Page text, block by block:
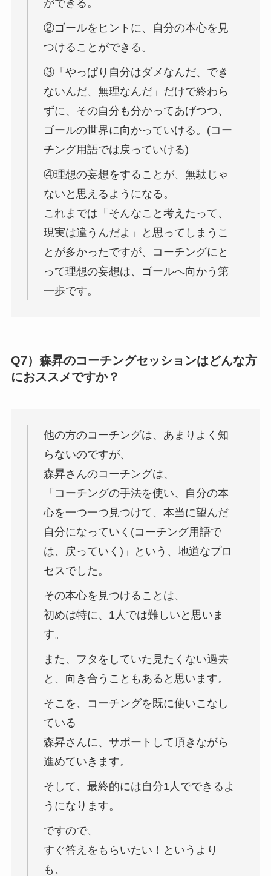
ができる。
②ゴールをヒントに、自分の本心を見
つけることができる。
③「やっぱり自分はダメなんだ、でき
ないんだ、無理なんだ」だけで終わら
ずに、その自分も分かってあげつつ、
ゴールの世界に向かっていける。(コー
チング用語では戻っていける)
④理想の妄想をすることが、無駄じゃ
ないと思えるようになる。
これまでは「そんなこと考えたって、
現実は違うんだよ」と思ってしまうこ
とが多かったですが、コーチングにと
って理想の妄想は、ゴールへ向かう第
一歩です。
Q7）森昇のコーチングセッションはどんな方
におススメですか？
他の方のコーチングは、あまりよく知
らないのですが、
森昇さんのコーチングは、
「コーチングの手法を使い、自分の本
心を一つ一つ見つけて、本当に望んだ
自分になっていく(コーチング用語で
は、戻っていく)」という、地道なプロ
セスでした。
その本心を見つけることは、
初めは特に、1人では難しいと思いま
す。
また、フタをしていた見たくない過去
と、向き合うこともあると思います。
そこを、コーチングを既に使いこなし
ている
森昇さんに、サポートして頂きながら
進めていきます。
そして、最終的には自分1人でできるよ
うになります。
ですので、
すぐ答えをもらいたい！というより
も、